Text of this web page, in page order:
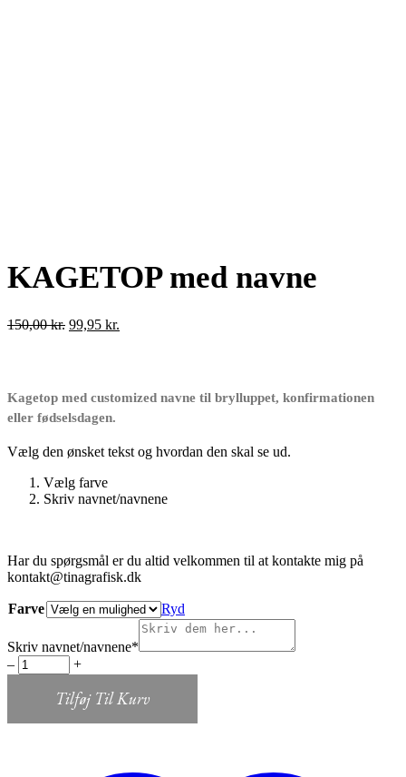
KAGETOP med navne
150,00kr. Den
150,00 kr..
99,95 kr.
99,95 kr..
Kagetop med customized navne til brylluppet, konfirmationen
eller fødselsdagen.
Vælg den ønsket tekst og hvordan den skal se ud.
Vælg farve
Skriv navnet/navnene
Har du spørgsmål er du altid velkommen til at kontakte mig på
kontakt@tinagrafisk.dk
Farve Ryd
Skriv navnet/navnene*
(required)
KAGETOP
med
‒ +
Tilføj Til Kurv